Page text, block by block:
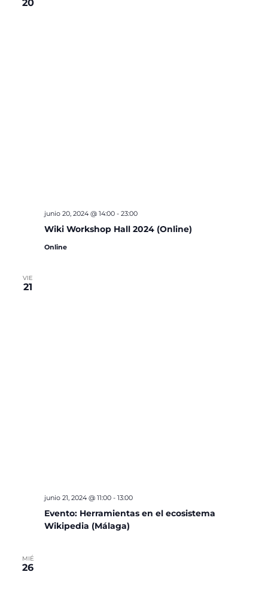
20
Wiki Workshop Hall 2024 (Online)
junio 20, 2024 @ 14:00- 23:00
Online
VIE
21
Evento: Herramientas en el ecosistema
Wikipedia (Málaga)
junio 21, 2024 @ 11:00- 13:00
MIÉ
26